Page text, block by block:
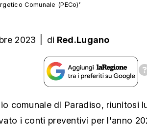
Comunale (PECo)’
2023 di Red.Lugano
comunale di Paradiso, riunitosi
i conti preventivi per l'anno